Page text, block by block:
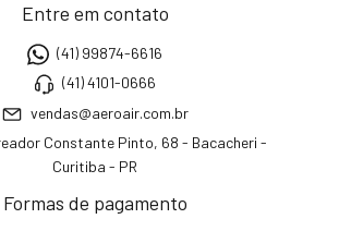
Entre em contato
(41) 99874-6616
(41) 4101-0666
vendas@aeroair.com.br
Constante Pinto, 68 - Bacacheri -
Curitiba - PR
Formas de pagamento